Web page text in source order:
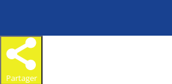
Partager